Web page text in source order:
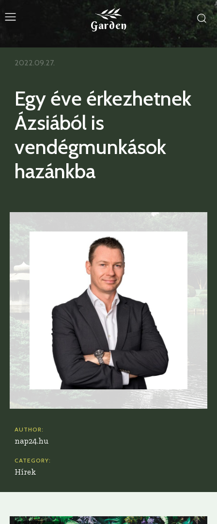
Garden
Egy éve érkezhetnek
Ázsiából is
vendégmunkások
hazánkba
2022.09.27.
AUTHOR:
nap24.hu
CATEGORY:
Hírek